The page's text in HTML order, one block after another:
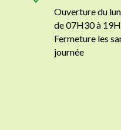
Ouverture du
de 07H30 à
Fermeture les
journée